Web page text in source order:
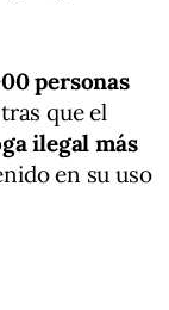
personas
que el
ilegal más
en su uso